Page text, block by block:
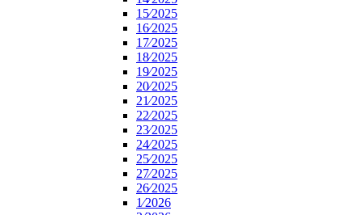
15⁄2025
16⁄2025
17⁄2025
18⁄2025
19⁄2025
20⁄2025
21⁄2025
22⁄2025
23⁄2025
24⁄2025
25⁄2025
27⁄2025
26⁄2025
1⁄2026